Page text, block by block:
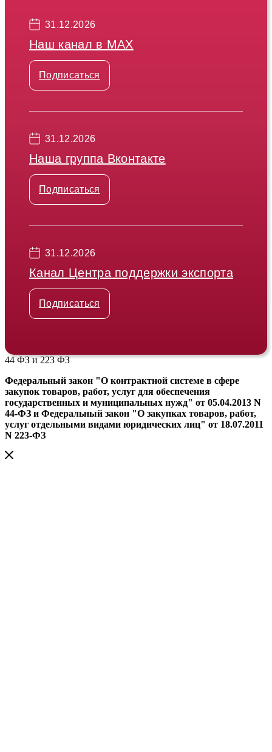
31.12.2026
Наш канал в МАХ
Подписаться
31.12.2026
Наша группа Вконтакте
Подписаться
31.12.2026
Канал Центра поддержки экспорта
Подписаться
44 ФЗ и 223 ФЗ
Федеральный закон "О контрактной системе в сфере
закупок товаров, работ, услуг для обеспечения
государственных и муниципальных нужд" от 05.04.2013 N
44-ФЗ и Федеральный закон "О закупках товаров, работ,
услуг отдельными видами юридических лиц" от 18.07.2011
N 223-ФЗ